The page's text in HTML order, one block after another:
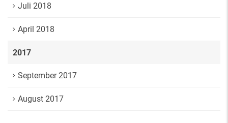
Juli 2018
April 2018
2017
September 2017
August 2017